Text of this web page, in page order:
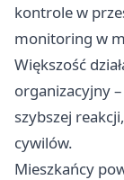
kontrole w
monitoring w
Większość
organizacyjny
szybszej
cywilów.
Mieszkańcy